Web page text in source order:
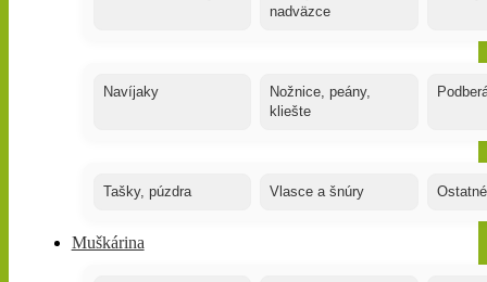
nadväzce
Navíjaky
Nožnice, peány,
kliešte
Tašky, púzdra Vlasce a šnúry Ostatné
Muškárina